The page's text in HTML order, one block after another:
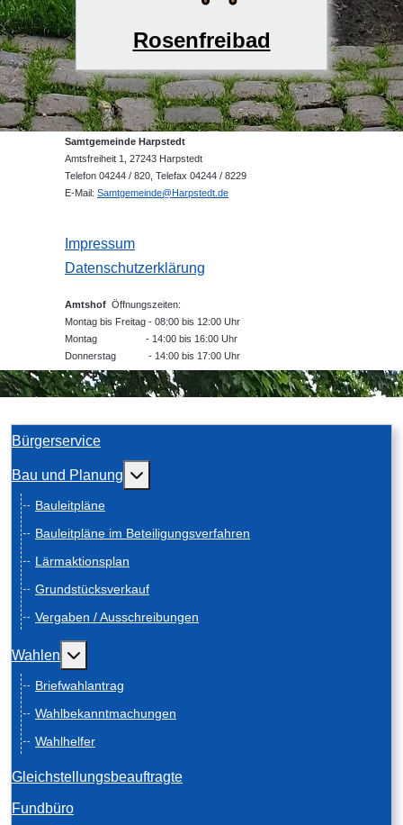
Rosenfreibad
Samtgemeinde Harpstedt
Amtsfreiheit 1, 27243 Harpstedt
Telefon 04244 / 820, Telefax 04244 / 8229
E-Mail: Samtgemeinde@Harpstedt.de
Impressum
Datenschutzerklärung
Amtshof Öffnungszeiten:
Montag bis Freitag - 08:00 bis 12:00 Uhr
Montag - 14:00 bis 16:00 Uhr
Donnerstag - 14:00 bis 17:00 Uhr
Bürgerservice
Bau und Planung Weitere Informationen: Bau und Planung
Bauleitpläne
Bauleitpläne im Beteiligungsverfahren
Lärmaktionsplan
Grundstücksverkauf
Vergaben / Ausschreibungen
Wahlen Weitere Informationen: Wahlen
Briefwahlantrag
Wahlbekanntmachungen
Wahlhelfer
Gleichstellungsbeauftragte
Fundbüro